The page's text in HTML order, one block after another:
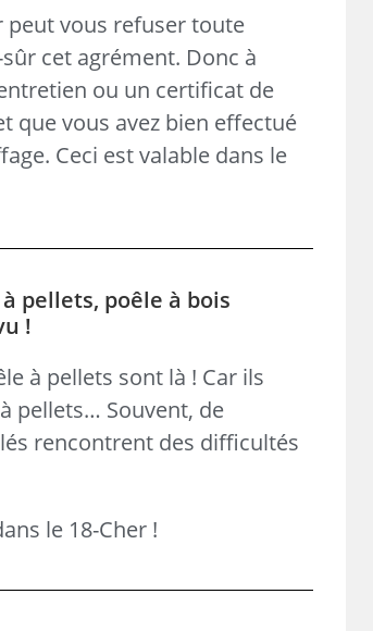
peut vous refuser toute
cet agrément. Donc à
ou un certificat de
que vous avez bien effectué
Ceci est valable dans le
pellets, poêle à bois
!
à pellets sont là ! Car ils
pellets… Souvent, de
rencontrent des difficultés
le 18-Cher !